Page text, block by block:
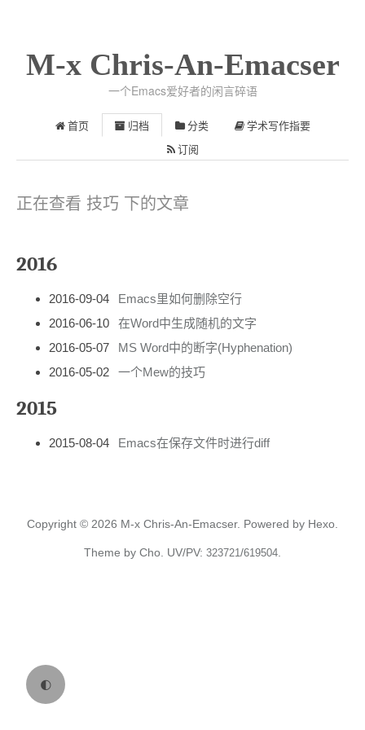
🌓
M-x Chris-An-Emacser
一个Emacs爱好者的闲言碎语
首页 归档 分类 学术写作指要
订阅
正在查看 技巧 下的文章
2016
2016-09-04
Emacs里如何删除空行
2016-06-10
在Word中生成随机的文字
2016-05-07
MS Word中的断字(Hyphenation)
2016-05-02
一个Mew的技巧
2015
2015-08-04 Emacs在保存文件时进行diff
Copyright © 2026 M-x Chris-An-Emacser. Powered by Hexo.
Theme by Cho. UV/PV: 323721/619504.